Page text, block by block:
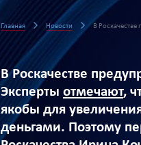
Главная Новости В
В Роскачестве
Эксперты отмечают,
якобы для
деньгами. Поэтому